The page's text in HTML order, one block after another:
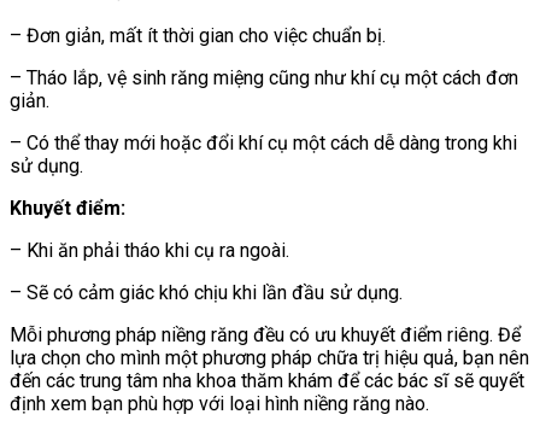
– Đơn giản, mất ít thời gian cho việc chuẩn bị.
– Tháo lắp, vệ sinh răng miệng cũng như khí cụ một cách đơn
giản.
– Có thể thay mới hoặc đổi khí cụ một cách dễ dàng trong khi
sử dụng.
Khuyết điểm:
– Khi ăn phải tháo khi cụ ra ngoài.
– Sẽ có cảm giác khó chịu khi lần đầu sử dụng.
Mỗi phương pháp niềng răng đều có ưu khuyết điểm riêng. Để
lựa chọn cho mình một phương pháp chữa trị hiệu quả, bạn nên
đến các trung tâm nha khoa thăm khám để các bác sĩ sẽ quyết
định xem bạn phù hợp với loại hình niềng răng nào.